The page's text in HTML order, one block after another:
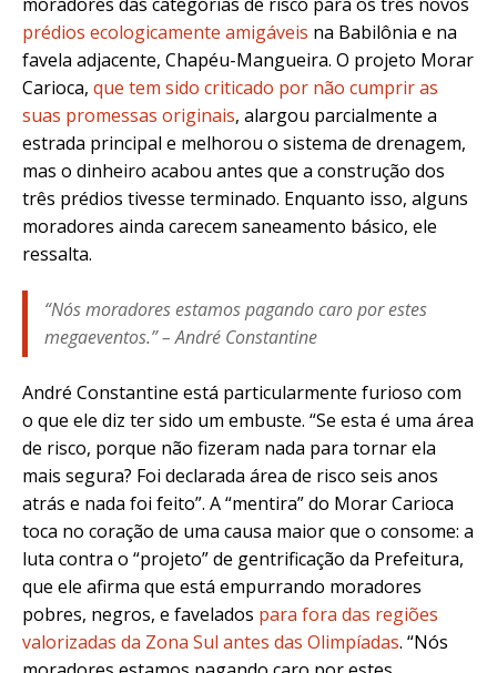
prédios ecologicamente amigáveis na Babilônia e na
favela adjacente, Chapéu-Mangueira. O projeto Morar
Carioca, que tem sido criticado por não cumprir as
suas promessas originais, alargou parcialmente a
estrada principal e melhorou o sistema de drenagem,
mas o dinheiro acabou antes que a construção dos
três prédios tivesse terminado. Enquanto isso, alguns
moradores ainda carecem saneamento básico, ele
ressalta.
“Nós moradores estamos pagando caro por estes
megaeventos.” –André Constantine
André Constantine está particularmente furioso com
o que ele diz ter sido um embuste. “Se esta é uma área
de risco, porque não fizeram nada para tornar ela
mais segura? Foi declarada área de risco seis anos
atrás e nada foi feito”. A “mentira” do Morar Carioca
toca no coração de uma causa maior que o consome: a
luta contra o “projeto” de gentrificação da Prefeitura,
que ele afirma que está empurrando moradores
pobres, negros, e favelados para fora das regiões
valorizadas da Zona Sul antes das Olimpíadas. “Nós